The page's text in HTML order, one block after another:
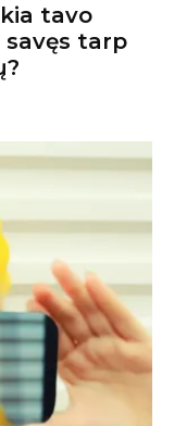
tavo
tarp